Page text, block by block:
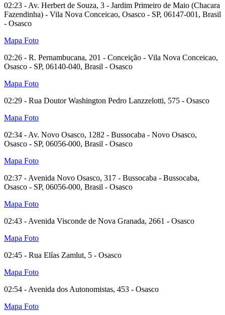
02:23 - Av. Herbert de Souza, 3 - Jardim Primeiro de Maio (Chacara
Fazendinha) - Vila Nova Conceicao, Osasco - SP, 06147-001, Brasil
- Osasco
Mapa Foto
02:26 - R. Pernambucana, 201 - Conceição - Vila Nova Conceicao,
Osasco - SP, 06140-040, Brasil - Osasco
Mapa Foto
02:29 - Rua Doutor Washington Pedro Lanzzelotti, 575 - Osasco
Mapa Foto
02:34 - Av. Novo Osasco, 1282 - Bussocaba - Novo Osasco,
Osasco - SP, 06056-000, Brasil - Osasco
Mapa Foto
02:37 - Avenida Novo Osasco, 317 - Bussocaba - Bussocaba,
Osasco - SP, 06056-000, Brasil - Osasco
Mapa Foto
02:43 - Avenida Visconde de Nova Granada, 2661 - Osasco
Mapa Foto
02:45 - Rua Elías Zamlut, 5 - Osasco
Mapa Foto
02:54 - Avenida dos Autonomistas, 453 - Osasco
Mapa Foto